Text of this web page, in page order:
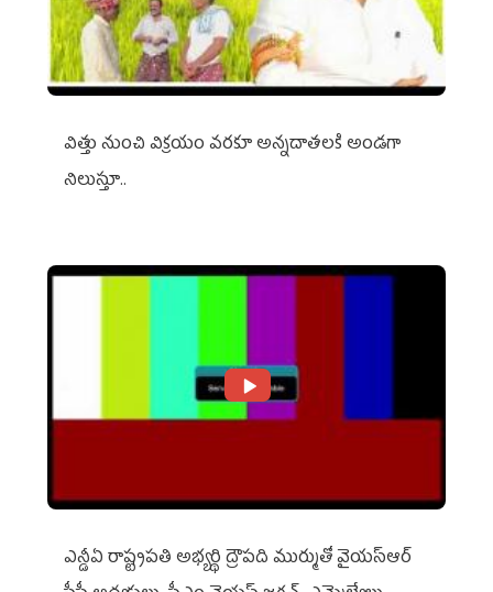
విత్తు నుంచి విక్రయం వరకూ అన్నదాతలకి అండగా
నిలుస్తూ..
ఎన్డీఏ రాష్ట్ర‌ప‌తి అభ్య‌ర్థి ద్రౌప‌ది ముర్ముతో వైయ‌స్ఆర్